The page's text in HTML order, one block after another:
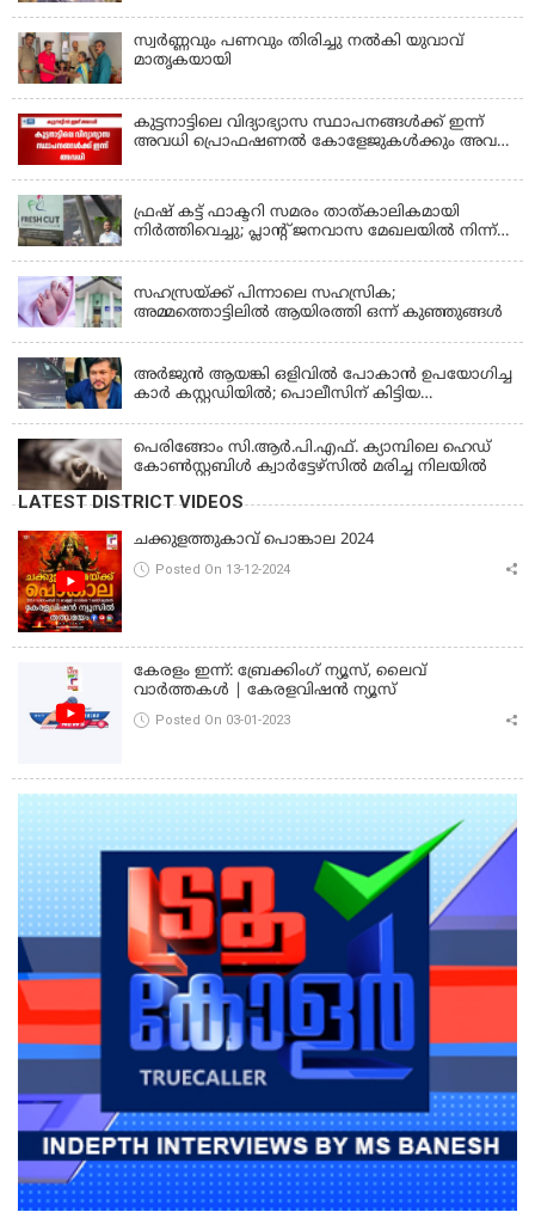
സ്വർണ്ണവും പണവും തിരിച്ചു നൽകി യുവാവ്
മാതൃകയായി
കുട്ടനാട്ടിലെ വിദ്യാഭ്യാസ സ്ഥാപനങ്ങൾക്ക് ഇന്ന്
അവധി പ്രൊഫഷണൽ കോളേജുകൾക്കും അവധി
ഫ്രഷ് കട്ട് ഫാക്ടറി സമരം താത്കാലികമായി
നിർത്തിവെച്ചു; പ്ലാൻ്റ് ജനവാസ മേഖലയിൽ നിന്ന്
സഹസ്രയ്ക്ക് പിന്നാലെ സഹസ്രിക;
അമ്മത്തൊട്ടിലില്‍ ആയിരത്തി ഒന്ന് കുഞ്ഞുങ്ങള്‍
അർജുൻ ആയങ്കി ഒളിവിൽ പോകാൻ ഉപയോഗിച്ച
കാർ കസ്റ്റഡിയിൽ; പൊലീസിന് കിട്ടിയ
പെരിങ്ങോം സി.ആർ.പി.എഫ്. ക്യാമ്പിലെ ഹെഡ്
കോൺസ്റ്റബിൾ ക്വാർട്ടേഴ്സിൽ മരിച്ച നിലയിൽ
LATEST DISTRICT VIDEOS
ചക്കുളത്തുകാവ് പൊങ്കാല 2024
Posted On 13-12-2024
കേരളം ഇന്ന്: ബ്രേക്കിംഗ് ന്യൂസ്, ലൈവ്
വാർത്തകൾ | കേരളവിഷൻ ന്യൂസ്
Posted On 03-01-2023